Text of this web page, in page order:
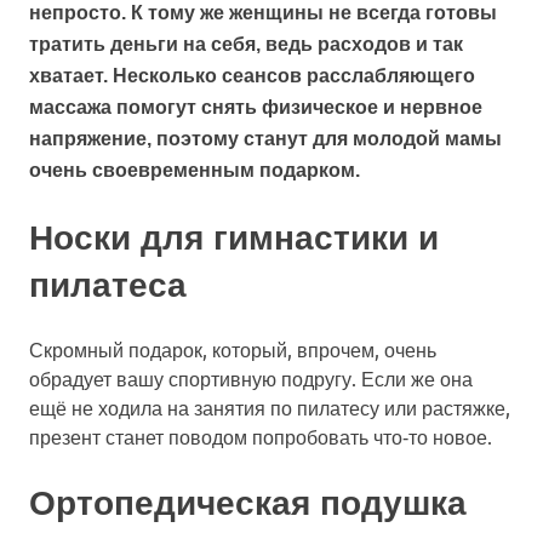
непросто. К тому же женщины не всегда готовы
тратить деньги на себя, ведь расходов и так
хватает. Несколько сеансов расслабляющего
массажа помогут снять физическое и нервное
напряжение, поэтому станут для молодой мамы
очень своевременным подарком.
Носки для гимнастики и
пилатеса
Скромный подарок, который, впрочем, очень
обрадует вашу спортивную подругу. Если же она
ещё не ходила на занятия по пилатесу или растяжке,
презент станет поводом попробовать что‑то новое.
Ортопедическая подушка